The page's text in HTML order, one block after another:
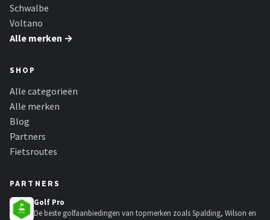
Schwalbe
Voltano
Alle merken →
SHOP
Alle categorieën
Alle merken
Blog
Partners
Fietsroutes
PARTNERS
Golf Pro
De beste golfaanbiedingen van topmerken zoals Spalding, Wilson en